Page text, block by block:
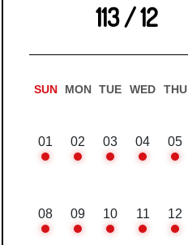
113 / 12
SUN MON TUE WED THU
01 02 03 04 05
08 09 10 11 12